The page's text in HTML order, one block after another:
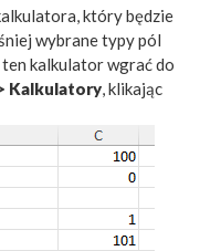
który będzie
wybrane typy pól
kalkulator wgrać do
Kalkulatory, klikając